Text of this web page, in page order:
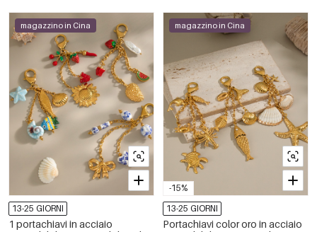
magazzino in Cina
13-25 GIORNI
1 portachiavi in acciaio
-15%
magazzino in Cina
13-25 GIORNI
Portachiavi color oro in acciaio